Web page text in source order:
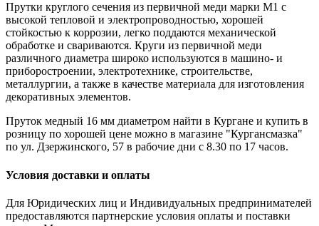
Прутки круглого сечения из первичной меди марки М1 с
высокой тепловой и электропроводностью, хорошей
стойкостью к коррозии, легко поддаются механической
обработке и свариваются. Круги из первичной меди
различного диаметра широко используются в машино- и
приборостроении, электротехнике, строительстве,
металлургии, а также в качестве материала для изготовления
декоративных элементов.
Пруток медный 16 мм диаметром найти в Кургане и купить в
розницу по хорошей цене можно в магазине "Кургансмазка"
по ул. Дзержинского, 57 в рабочие дни с 8.30 по 17 часов.
Условия доставки и оплаты
Для Юридических лиц и Индивидуальных предпринимателей
предоставляются партнерские условия оплаты и поставки